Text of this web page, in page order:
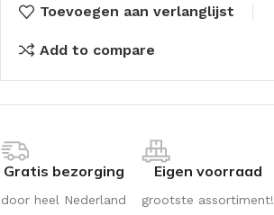
Toevoegen aan verlanglijst
Add to compare
Gratis bezorging
door heel Nederland
Eigen voorraad
grootste assortiment!